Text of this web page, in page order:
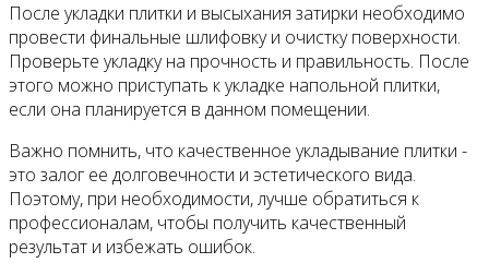
После укладки плитки и высыхания затирки необходимо
провести финальные шлифовку и очистку поверхности.
Проверьте укладку на прочность и правильность. После
этого можно приступать к укладке напольной плитки,
если она планируется в данном помещении.
Важно помнить, что качественное укладывание плитки -
это залог ее долговечности и эстетического вида.
Поэтому, при необходимости, лучше обратиться к
профессионалам, чтобы получить качественный
результат и избежать ошибок.